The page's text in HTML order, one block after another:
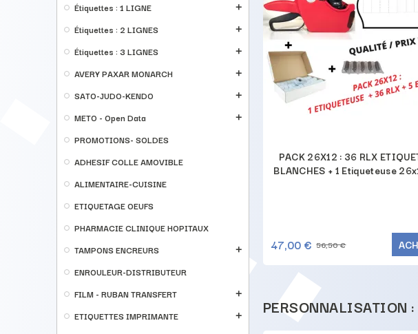
Étiquettes : 1 LIGNE add
Étiquettes : 2 LIGNES add
Étiquettes : 3 LIGNES add
AVERY PAXAR MONARCH add
SATO-JUDO-KENDO add
METO - Open Data add
PROMOTIONS- SOLDES
ADHESIF COLLE AMOVIBLE
ALIMENTAIRE-CUISINE
ETIQUETAGE OEUFS
PHARMACIE CLINIQUE HOPITAUX
TAMPONS ENCREURS
add
ENROULEUR-DISTRIBUTEUR
FILM - RUBAN TRANSFERT
add
ETIQUETTES IMPRIMANTE add
PACK ETIQUETAGE OEUF EXTRA
JUSQU'AU - A CONSOMMER DE
PREFERENCE AVANT - CALIBRE -
Encreurs
198,00 €
PACK 26X12 : 36 RLX
BLANCHES + 1 Etiqueteuse
47,00 € 56,50 €
PERSONNALISATION